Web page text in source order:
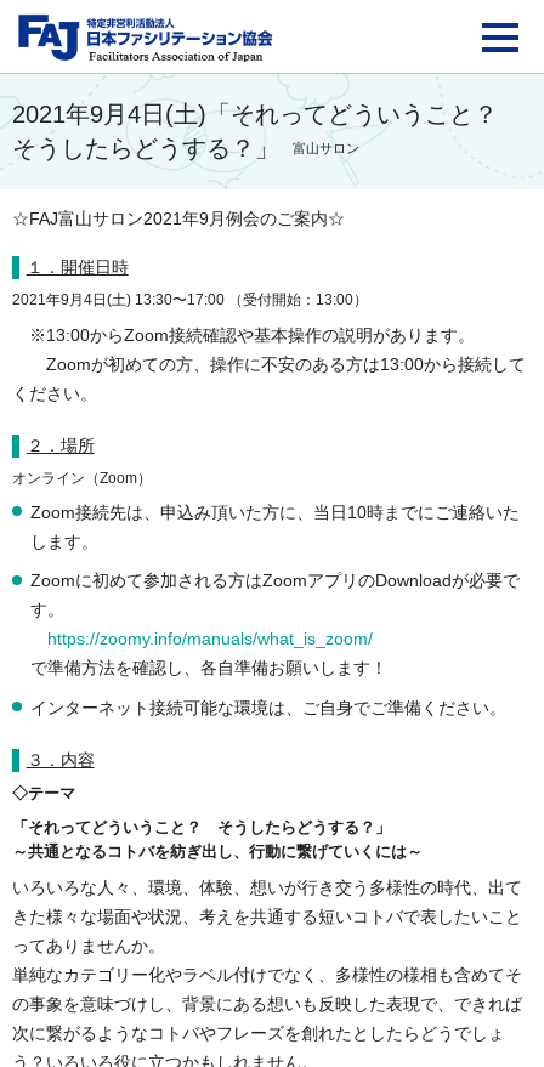
FAJ：特定非営利活動
2021年9月4日(土)「それってどういうこと？
そうしたらどうする？」
富山サロン
☆FAJ富山サロン2021年9月例会のご案内☆
１．開催日時
2021年9月4日(土) 13:30〜17:00 （受付開始：13:00）
※13:00からZoom接続確認や基本操作の説明があります。
Zoomが初めての方、操作に不安のある方は13:00から接続して
ください。
２．場所
オンライン（Zoom）
Zoom接続先は、申込み頂いた方に、当日10時までにご連絡いた
します。
Zoomに初めて参加される方はZoomアプリのDownloadが必要で
す。
https://zoomy.info/manuals/what_is_zoom/
で準備方法を確認し、各自準備お願いします！
インターネット接続可能な環境は、ご自身でご準備ください。
３．内容
◇テーマ
「それってどういうこと？ そうしたらどうする？」
～共通となるコトバを紡ぎ出し、行動に繋げていくには～
いろいろな人々、環境、体験、想いが行き交う多様性の時代、出て
きた様々な場面や状況、考えを共通する短いコトバで表したいこと
ってありませんか。
単純なカテゴリー化やラベル付けでなく、多様性の様相も含めてそ
の事象を意味づけし、背景にある想いも反映した表現で、できれば
次に繋がるようなコトバやフレーズを創れたとしたらどうでしょ
う？いろいろ役に立つかもしれません。